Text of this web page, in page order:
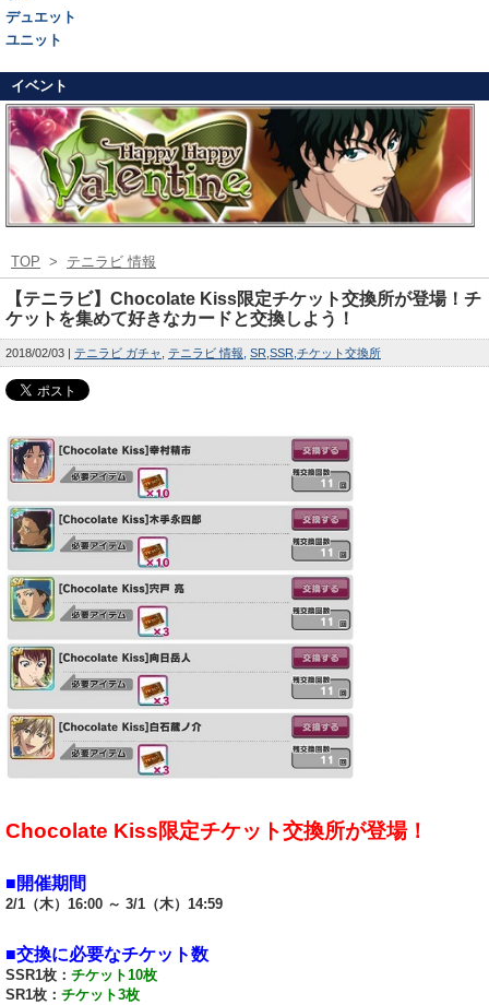
デュエット
ユニット
イベント
TOP > テニラビ 情報
【テニラビ】Chocolate Kiss限定チケット交換所が登場！チ
ケットを集めて好きなカードと交換しよう！
2018/02/03 テニラビ ガチャ テニラビ 情報 SR SSR チケット交換所
Chocolate Kiss限定チケット交換所が登場！
■開催期間
2/1（木）16:00 ～ 3/1（木）14:59
■交換に必要なチケット数
SSR1枚： チケット10枚
SR1枚： チケット3枚